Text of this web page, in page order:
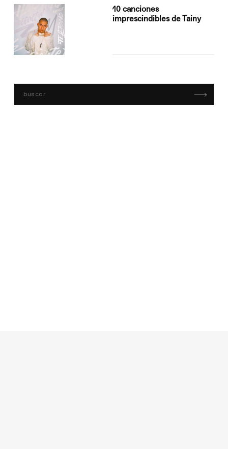
10 canciones
imprescindibles de Tainy